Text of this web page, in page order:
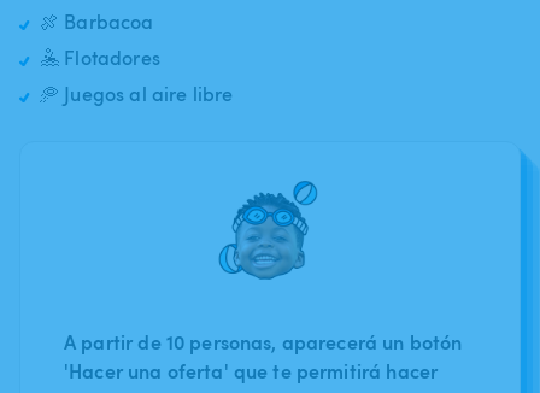
🍖 Barbacoa
🤽 Flotadores
🥏 Juegos al aire libre
A partir de 10 personas, aparecerá un botón
'Hacer una oferta' que te permitirá hacer